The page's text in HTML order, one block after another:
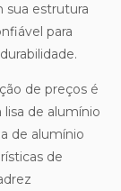
sua estrutura
para
de preços é
lisa de alumínio
de alumínio
de